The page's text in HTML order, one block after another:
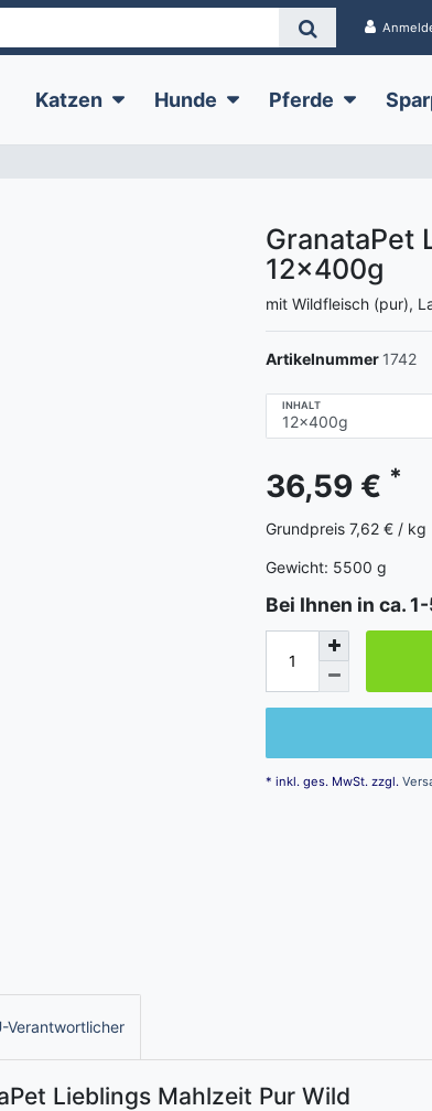
Katzen Hunde Pferde
GranataPet
12x400g
mit Wildfleisch (pur),
Artikelnummer 1742
INHALT
36,59 € *
Grundpreis 7,62 € / kg
Gewicht: 5500 g
Bei Ihnen in ca.
* inkl. ges. MwSt. zzgl.
Verantwortlicher
Lieblings Mahlzeit Pur Wild